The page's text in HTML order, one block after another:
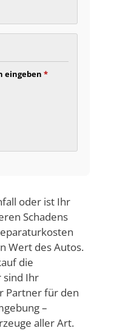
eingeben *
oder ist Ihr
Schadens
Wert des Autos.
die
sind Ihr
Partner für den
–
aller Art.